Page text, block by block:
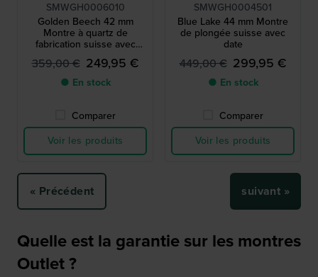
SMWGH0006010
Golden Beech 42 mm
Montre à quartz de
fabrication suisse avec
cadran d'inspiration
forestière
359,00 € 249,95 €
● En stock
Comparer
Voir les produits
SMWGH0004501
Blue Lake 44 mm Montre
de plongée suisse avec
date
449,00 € 299,95 €
● En stock
Comparer
Voir les produits
« Précédent suivant »
Quelle est la garantie sur les montres
Outlet ?